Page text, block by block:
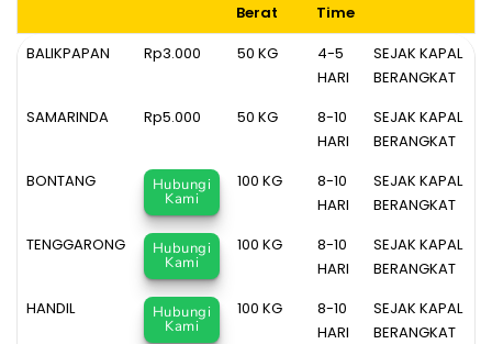
Berat
Time
Tujuan Tarif/Kg
Minimal
Lead
Time
Keterangan
BALIKPAPAN Rp3.000 50 KG
4-5
HARI
SEJAK KAPAL
BERANGKAT
SAMARINDA
Rp5.000 50 KG
8-10
HARI
SEJAK KAPAL
BERANGKAT
BONTANG
Hubungi
Kami
100 KG
8-10
HARI
SEJAK KAPAL
BERANGKAT
TENGGARONG
Hubungi
Kami
100 KG
8-10
HARI
SEJAK KAPAL
BERANGKAT
HANDIL
Hubungi
Kami
100 KG
8-10
HARI
SEJAK KAPAL
BERANGKAT